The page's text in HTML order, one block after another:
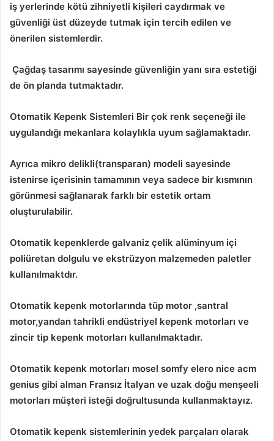
iş yerlerinde kötü zihniyetli kişileri caydırmak ve
güvenliği üst düzeyde tutmak için tercih edilen ve
önerilen sistemlerdir.
Çağdaş tasarımı sayesinde güvenliğin yanı sıra estetiği
de ön planda tutmaktadır.
Otomatik Kepenk Sistemleri Bir çok renk seçeneği ile
uygulandığı mekanlara kolaylıkla uyum sağlamaktadır.
Ayrıca mikro delikli(transparan) modeli sayesinde
istenirse içerisinin tamamının veya sadece bir kısmının
görünmesi sağlanarak farklı bir estetik ortam
oluşturulabilir.
Otomatik kepenklerde galvaniz çelik alüminyum içi
poliüretan dolgulu ve ekstrüzyon malzemeden paletler
kullanılmaktdır.
Otomatik kepenk motorlarında tüp motor ,santral
motor,yandan tahrikli endüstriyel kepenk motorları ve
zincir tip kepenk motorları kullanılmaktadır.
Otomatik kepenk motorları mosel somfy elero nice acm
genius gibi alman Fransız İtalyan ve uzak doğu menşeeli
motorları müşteri isteği doğrultusunda kullanmaktayız.
Otomatik kepenk sistemlerinin yedek parçaları olarak